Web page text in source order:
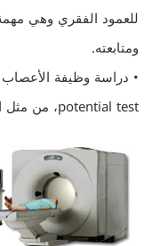
للعمود الفقري وهي
ومتابعته.
potential test، من مثل استجابة جذع الدماغ الصوتية المحرضة).